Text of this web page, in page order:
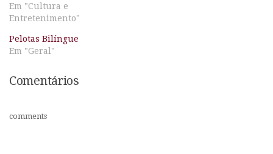
Em "Cultura e
Entretenimento"
Pelotas Bilíngue
Em "Geral"
Comentários
comments